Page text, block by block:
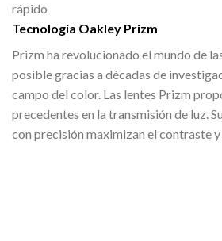
rápido
Tecnología Oakley Prizm
Prizm ha revolucionado el mundo de
posible gracias a décadas de
campo del color. Las lentes Prizm
precedentes en la transmisión de luz.
con precisión maximizan el contraste